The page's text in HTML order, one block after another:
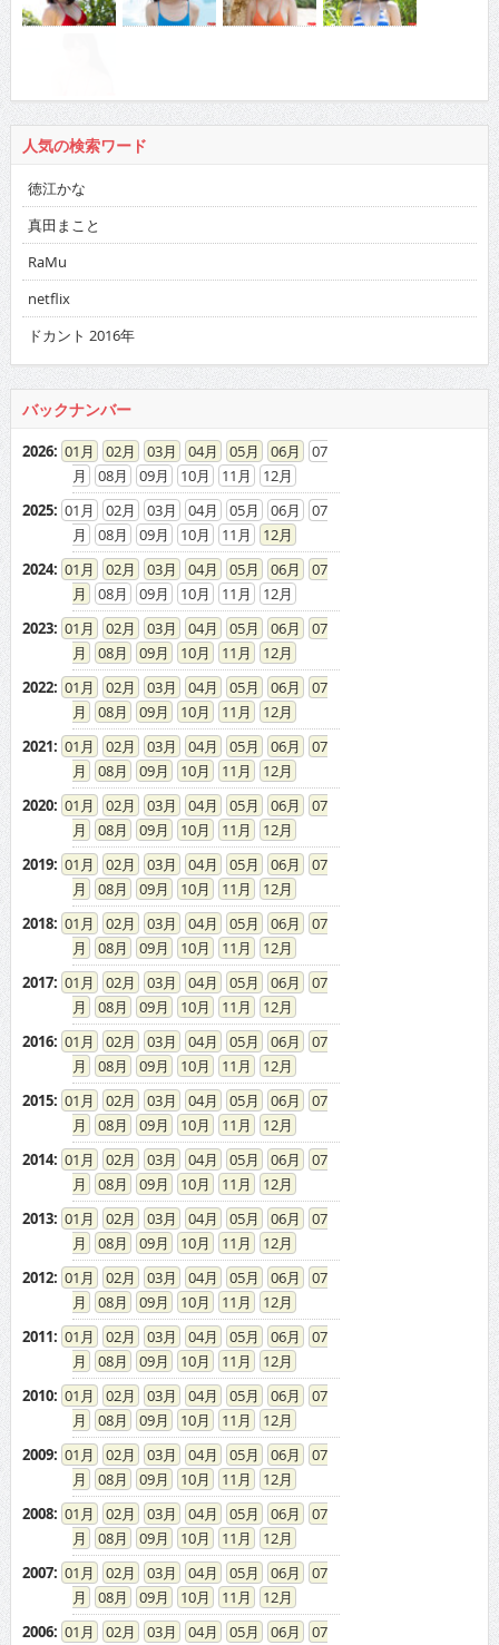
人気の検索ワード
徳江かな
真田まこと
RaMu
netflix
ドカント 2016年
バックナンバー
2026: 01 02 03 04 05 06
07
08
09 10 11
12
2025: 01 02 03 04 05 06
07
08
09 10 11
12
2024: 01 02 03 04 05 06
07
08
09 10 11
12
2023: 01 02 03 04 05 06
07
08
09 10 11
12
2022: 01 02 03 04 05 06
07
08
09 10 11
12
2021: 01 02 03 04 05 06
07
08
09 10 11
12
2020: 01 02 03 04 05 06
07
08
09 10 11
12
2019: 01 02 03 04 05 06
07
08
09 10 11
12
2018: 01 02 03 04 05 06
07
08
09 10 11
12
2017: 01 02 03 04 05 06
07
08
09 10 11
12
2016: 01 02 03 04 05 06
07
08
09 10 11
12
2015: 01 02 03 04 05 06
07
08
09 10 11
12
2014: 01 02 03 04 05 06
07
08
09 10 11
12
2013: 01 02 03 04 05 06
07
08
09 10 11
12
2012: 01 02 03 04 05 06
07
08
09 10 11
12
2011: 01 02 03 04 05 06
07
08
09 10 11
12
2010: 01 02 03 04 05 06
07
08
09 10 11
12
2009: 01 02 03 04 05 06
07
08
09 10 11
12
2008: 01 02 03 04 05 06
07
08
09 10 11
12
2007: 01 02 03 04 05 06
07
08
09 10 11
12
2006: 01 02 03 04 05 06
07